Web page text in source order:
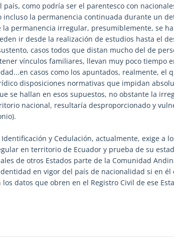
como podría ser el parentesco con
incluso la permanencia continuada durante un
permanencia irregular, presumiblemente, se
ir desde la realización de estudios hasta el
casos todos que distan mucho del de
vínculos familiares, llevan muy poco tiempo
casos como los apuntados, realmente, el
disposiciones normativas que impidan
se hallan en esos supuestos, no obstante la
nacional, resultaría desproporcionado y
y Cedulación, actualmente, exige a
en territorio de Ecuador y prueba de su
de otros Estados parte de la Comunidad
en vigor del país de nacionalidad si en él
datos que obren en el Registro Civil de ese